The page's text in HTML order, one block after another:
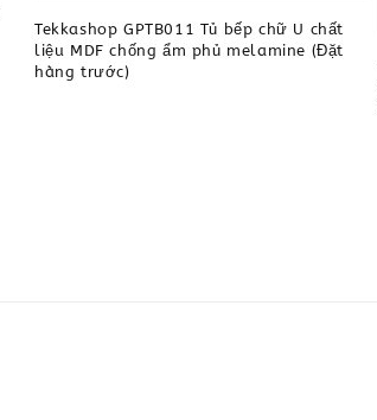
Tekkashop GPTB011 Tủ bếp chữ U chất
liệu MDF chống ẩm phủ melamine (Đặt
hàng trước)